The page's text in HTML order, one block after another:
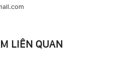
LIÊN QUAN